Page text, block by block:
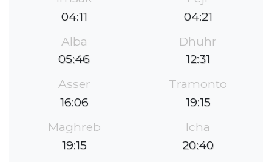
04:11
04:21
Alba
05:46
Dhuhr
12:31
Asser
16:06
Tramonto
19:15
Maghreb
19:15
Icha
20:40